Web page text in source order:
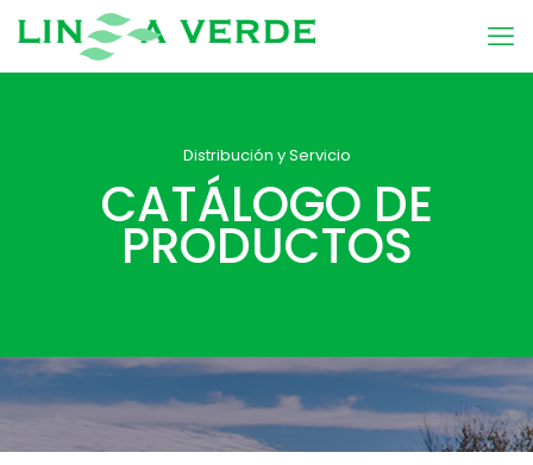
Distribución y Servicio
CATÁLOGO DE
PRODUCTOS